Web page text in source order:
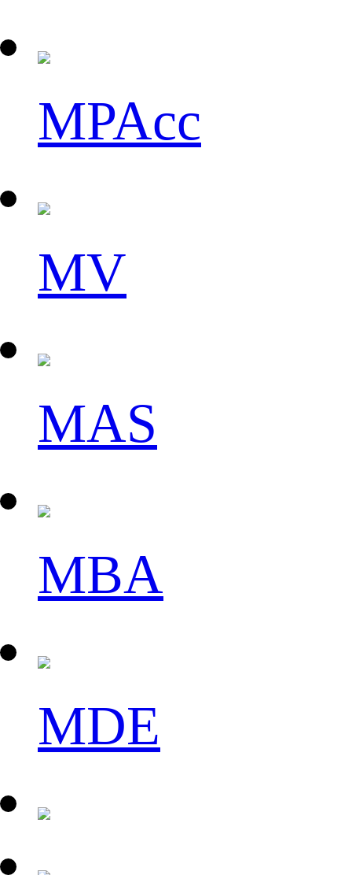
MPAcc
MV
MAS
MBA
MDE